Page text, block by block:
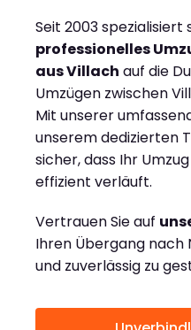
Seit 2003 spezialisiert
professionelles
aus Villach auf die
Umzügen zwischen
Mit unserer
unserem dedizierten
sicher, dass Ihr
effizient verläuft.
Vertrauen Sie auf
Ihren Übergang nach
und zuverlässig zu